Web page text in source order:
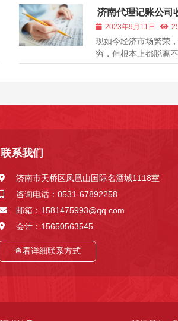
票、发行债券、企业
企业在发展初期，是
的，更多的情况是企
济南代理记账公司
代理记账靠谱吗）
2023年9月11日
现如今经济市场繁荣
穷，但根本上都脱离
记账靠谱吗？低于正
时考虑到的问题，现
联系我们
济南市天桥区凤凰山国际名酒城1118室
咨询电话：0531-67892258
邮箱：1581475993@qq.com
会计：15650563545
查看详细联系方式